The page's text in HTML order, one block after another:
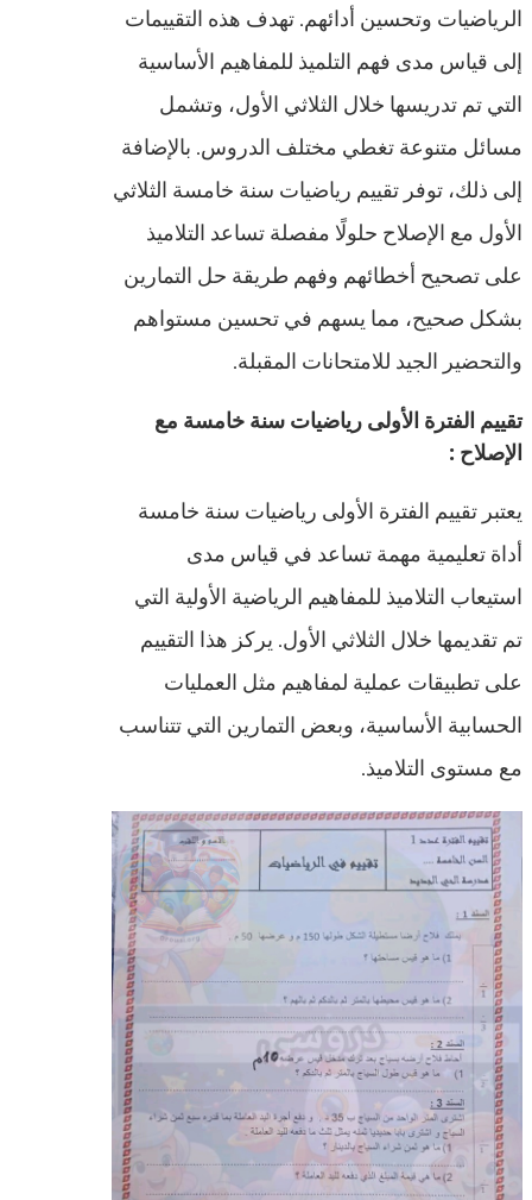
الرياضيات وتحسين أدائهم. تهدف هذه التقييمات
إلى قياس مدى فهم التلميذ للمفاهيم الأساسية
التي تم تدريسها خلال الثلاثي الأول، وتشمل
مسائل متنوعة تغطي مختلف الدروس. بالإضافة
إلى ذلك، توفر تقييم رياضيات سنة خامسة الثلاثي
الأول مع الإصلاح حلولًا مفصلة تساعد التلاميذ
على تصحيح أخطائهم وفهم طريقة حل التمارين
بشكل صحيح، مما يسهم في تحسين مستواهم
والتحضير الجيد للامتحانات المقبلة.
تقييم الفترة الأولى رياضيات سنة خامسة مع
الإصلاح :
يعتبر تقييم الفترة الأولى رياضيات سنة خامسة
أداة تعليمية مهمة تساعد في قياس مدى
استيعاب التلاميذ للمفاهيم الرياضية الأولية التي
تم تقديمها خلال الثلاثي الأول. يركز هذا التقييم
على تطبيقات عملية لمفاهيم مثل العمليات
الحسابية الأساسية، وبعض التمارين التي تتناسب
مع مستوى التلاميذ.